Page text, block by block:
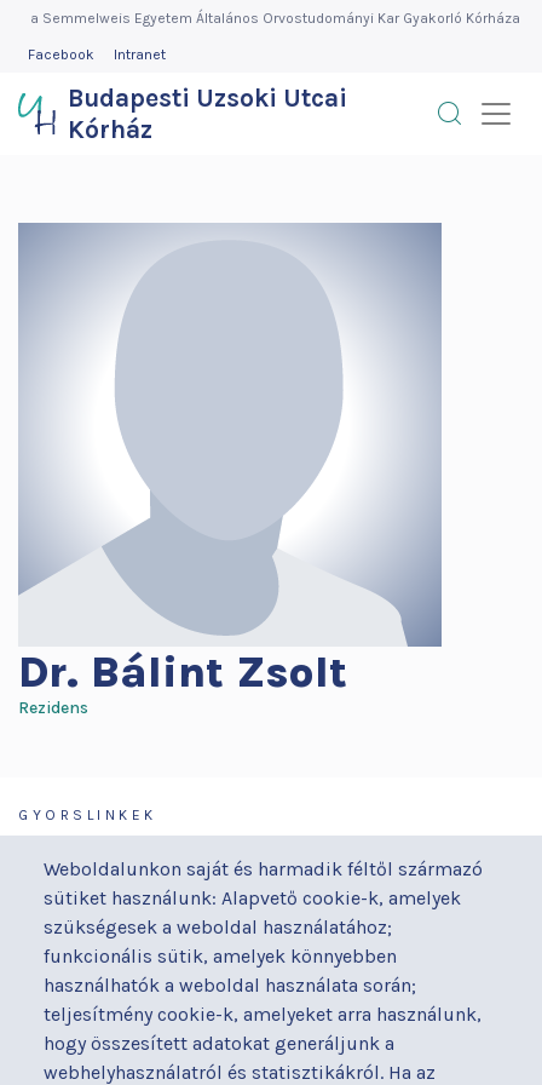
Budapesti
Uzsoki
Utcai
Ugrása Semmelweis Egyetem Általános Orvostudományi Kar Gyakorló Kórháza
Weboldalunkon saját és harmadik féltől származó
sütiket használunk: Alapvető cookie-k, amelyek
szükségesek a weboldal használatához;
funkcionális sütik, amelyek könnyebben
használhatók a weboldal használata során;
teljesítmény cookie-k, amelyeket arra használunk,
hogy összesített adatokat generáljunk a
webhelyhasználatról és statisztikákról. Ha az
MENÜ
Facebook Intranet
Budapesti Uzsoki Utcai
Kórház
Dr. Bálint Zsolt
Rezidens
GYORSLINKEK
Orvosaink
Osztályaink
Kapcsolat
Akadálymentesítési
nyilatkozat
Alapítványaink
Betegjogi képviselő
Gyermekmegőrző
Házirend
Hírek
Parkolás
Térítéses ellátás
Videógaléria